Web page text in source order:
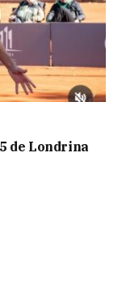
de Londrina